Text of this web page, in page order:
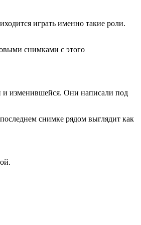
играть именно такие роли.
снимками с этого
и изменившейся. Они написали под
снимке рядом выглядит как